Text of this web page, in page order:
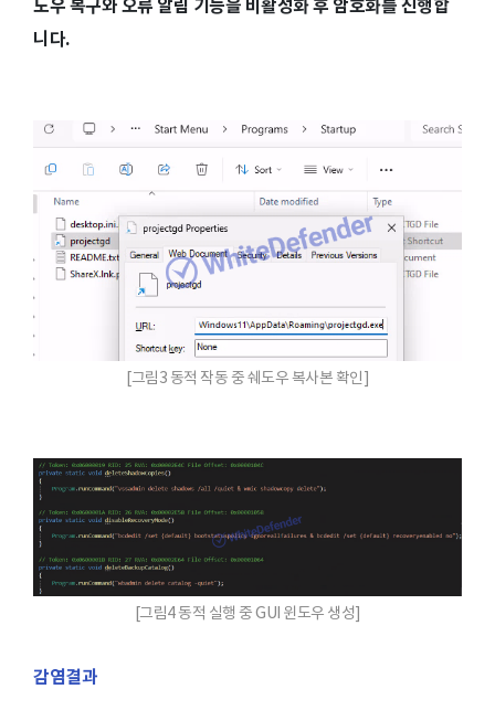
도우 복구와 오류 알림 기능을 비활성화 후 암호화를 진행합
니다.
[그림3 동적 작동 중 쉐도우 복사본 확인]
[그림4 동적 실행 중 GUI 윈도우 생성]
감염결과